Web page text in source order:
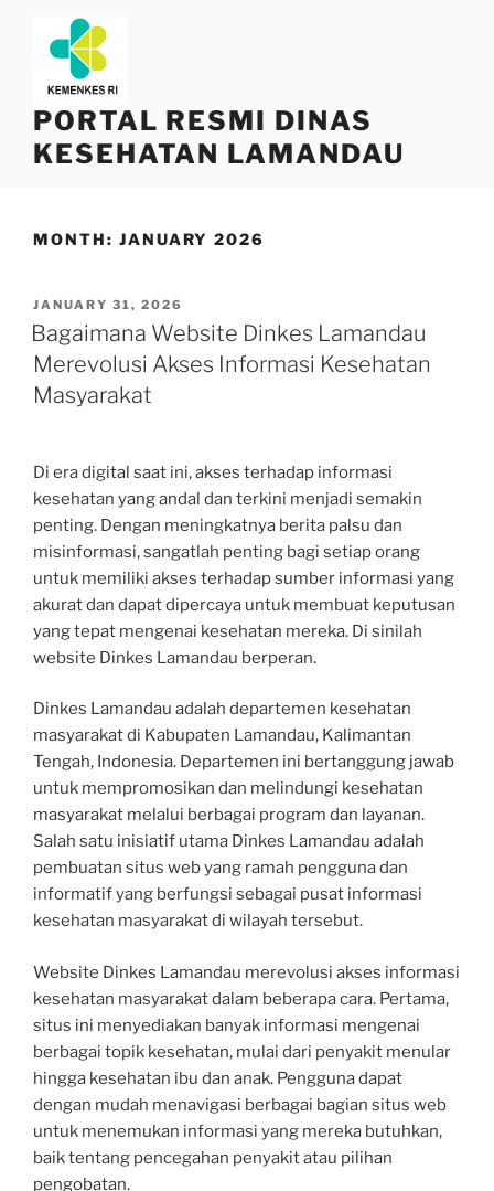
content
PORTAL RESMI DINAS
KESEHATAN LAMANDAU
MONTH: JANUARY 2026
POSTED
ON
JANUARY 31, 2026
Bagaimana Website Dinkes Lamandau
Merevolusi Akses Informasi Kesehatan
Masyarakat
Di era digital saat ini, akses terhadap informasi
kesehatan yang andal dan terkini menjadi semakin
penting. Dengan meningkatnya berita palsu dan
misinformasi, sangatlah penting bagi setiap orang
untuk memiliki akses terhadap sumber informasi yang
akurat dan dapat dipercaya untuk membuat keputusan
yang tepat mengenai kesehatan mereka. Di sinilah
website Dinkes Lamandau berperan.
Dinkes Lamandau adalah departemen kesehatan
masyarakat di Kabupaten Lamandau, Kalimantan
Tengah, Indonesia. Departemen ini bertanggung jawab
untuk mempromosikan dan melindungi kesehatan
masyarakat melalui berbagai program dan layanan.
Salah satu inisiatif utama Dinkes Lamandau adalah
pembuatan situs web yang ramah pengguna dan
informatif yang berfungsi sebagai pusat informasi
kesehatan masyarakat di wilayah tersebut.
Website Dinkes Lamandau merevolusi akses informasi
kesehatan masyarakat dalam beberapa cara. Pertama,
situs ini menyediakan banyak informasi mengenai
berbagai topik kesehatan, mulai dari penyakit menular
hingga kesehatan ibu dan anak. Pengguna dapat
dengan mudah menavigasi berbagai bagian situs web
untuk menemukan informasi yang mereka butuhkan,
baik tentang pencegahan penyakit atau pilihan
pengobatan.